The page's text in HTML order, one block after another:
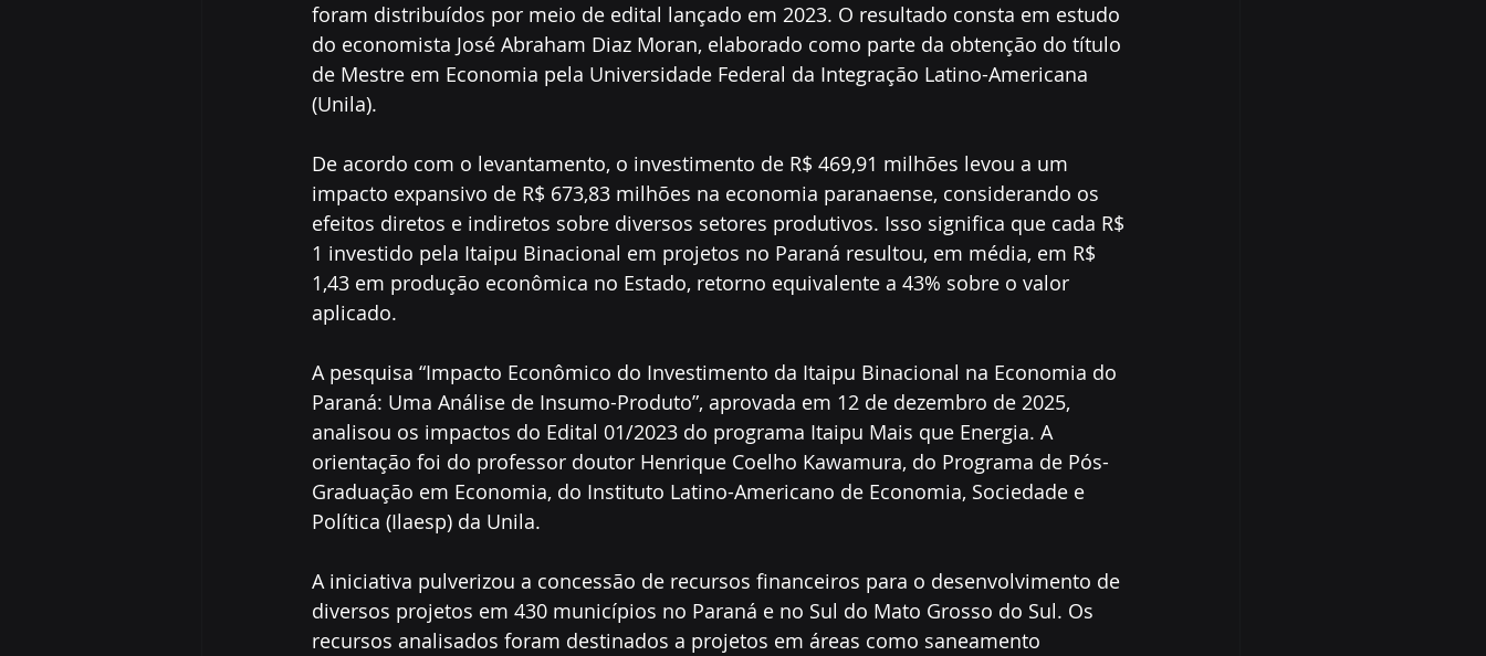
foram distribuídos por meio de edital lançado em 2023. O resultado consta em estudo
do economista José Abraham Diaz Moran, elaborado como parte da obtenção do título
de Mestre em Economia pela Universidade Federal da Integração Latino-Americana
(Unila).
De acordo com o levantamento, o investimento de R$ 469,91 milhões levou a um
impacto expansivo de R$ 673,83 milhões na economia paranaense, considerando os
efeitos diretos e indiretos sobre diversos setores produtivos. Isso significa que cada R$
1 investido pela Itaipu Binacional em projetos no Paraná resultou, em média, em R$
1,43 em produção econômica no Estado, retorno equivalente a 43% sobre o valor
aplicado.
A pesquisa “Impacto Econômico do Investimento da Itaipu Binacional na Economia do
Paraná: Uma Análise de Insumo-Produto”, aprovada em 12 de dezembro de 2025,
analisou os impactos do Edital 01/2023 do programa Itaipu Mais que Energia. A
orientação foi do professor doutor Henrique Coelho Kawamura, do Programa de Pós-
Graduação em Economia, do Instituto Latino-Americano de Economia, Sociedade e
Política (Ilaesp) da Unila.
A iniciativa pulverizou a concessão de recursos financeiros para o desenvolvimento de
diversos projetos em 430 municípios no Paraná e no Sul do Mato Grosso do Sul. Os
recursos analisados foram destinados a projetos em áreas como saneamento